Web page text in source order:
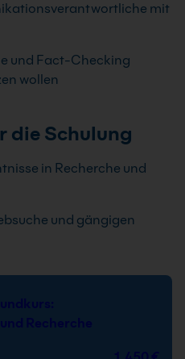
mit
und Fact-Checking
wollen
die Schulung
in Recherche und
und gängigen